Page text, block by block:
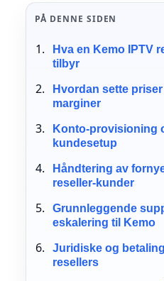
PÅ DENNE SIDEN
Hva en Kemo IPTV
tilbyr
Hvordan sette
marginer
Konto-provisioning
kundesetup
Håndtering av
reseller-kunder
Grunnleggende
eskalering til Kemo
Juridiske og
resellers